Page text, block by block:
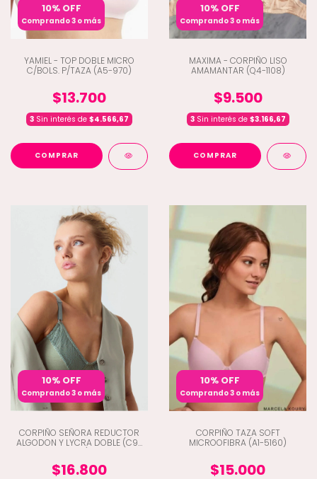
10% OFF
Comprando 3 o más
YAMIEL - TOP DOBLE MICRO
C/BOLS. P/TAZA (A5-970)
$13.700
3 Sin interés de $4.566,67
COMPRAR
10% OFF
Comprando 3 o más
MAXIMA - CORPIÑO LISO
AMAMANTAR (Q4-1108)
$9.500
3Sin interés de $3.166,67
COMPRAR
10% OFF
Comprando 3 o más
CORPIÑO SEÑORA REDUCTOR
ALGODON Y LYCRA DOBLE (C9-
$16.800
10% OFF
Comprando 3 o más
CORPIÑO TAZA SOFT
MICROOFIBRA (A1-5160)
$15.000